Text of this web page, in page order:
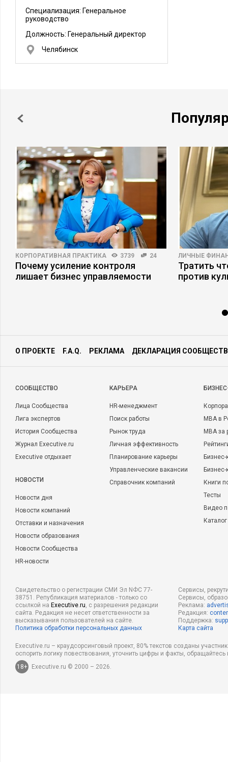
Специализация: Генеральное
руководство
Должность: Генеральный директор
Челябинск
КОРПОРАТИВНАЯ ПРАКТИКА 3739 24
Почему усиление контроля
лишает бизнес управляемости
ЛИЧНЫЕ
Тратить
против
О ПРОЕКТЕ F.A.Q. РЕКЛАМА ДЕКЛАРАЦИЯ
CООБЩЕСТВО
Лица Сообщества
Лига экспертов
История Сообщества
Журнал Executive.ru
Executive отдыхает
НОВОСТИ
Новости дня
Новости компаний
Отставки и назначения
Новости образования
Новости Сообщества
HR-новости
КАРЬЕРА
HR-менеджмент
Поиск работы
Рынок труда
Личная эффективность
Планирование карьеры
Управленческие вакансии
Справочник компаний
MBA в
MBA
Бизнес-
Книги
Тесты
Видео
Свидетельство о регистрации СМИ Эл NФС 77-
38751. Републикация материалов - только со
ссылкой на Executive.ru, с разрешения редакции
сайта. Редакция не несет ответственности за
высказывания пользователей на сайте.
Политика обработки персональных данных
Сервисы,
Сервисы,
Реклама:
Редакция:
Поддержка:
Карта сайта
Executive.ru – краудсорсинговый проект, 80% текстов созданы
оспорить логику повествования, уточнить цифры и факты,
18+
Executive.ru © 2000 – 2026.